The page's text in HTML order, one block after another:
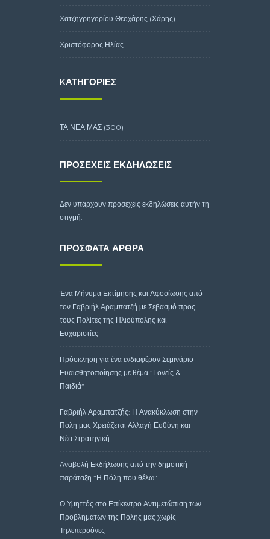
Χατζηγρηγορίου Θεοχάρης (Χάρης)
Χριστόφορος Ηλίας
KΑΤΗΓΟΡΊΕΣ
ΤΑ ΝΕΑ ΜΑΣ (300)
ΠΡΟΣΕΧΕΊΣ ΕΚΔΗΛΏΣΕΙΣ
Δεν υπάρχουν προσεχείς εκδηλώσεις αυτήν τη
στιγμή.
ΠΡΌΣΦΑΤΑ ΆΡΘΡΑ
Ένα Μήνυμα Εκτίμησης και Αφοσίωσης από
τον Γαβριήλ Αραμπατζή με Σεβασμό προς
τους Πολίτες της Ηλιούπολης και
Ευχαριστίες
Πρόσκληση για ένα ενδιαφέρον Σεμινάριο
Ευαισθητοποίησης με θέμα “Γονείς &
Παιδιά”
Γαβριήλ Αραμπατζής: Η Ανακύκλωση στην
Πόλη μας Χρειάζεται Αλλαγή Ευθύνη και
Νέα Στρατηγική
Αναβολή Εκδήλωσης από την δημοτική
παράταξη “Η Πόλη που θέλω”
Ο Υμηττός στο Επίκεντρο Αντιμετώπιση των
Προβλημάτων της Πόλης μας χωρίς
Τηλεπερσόνες